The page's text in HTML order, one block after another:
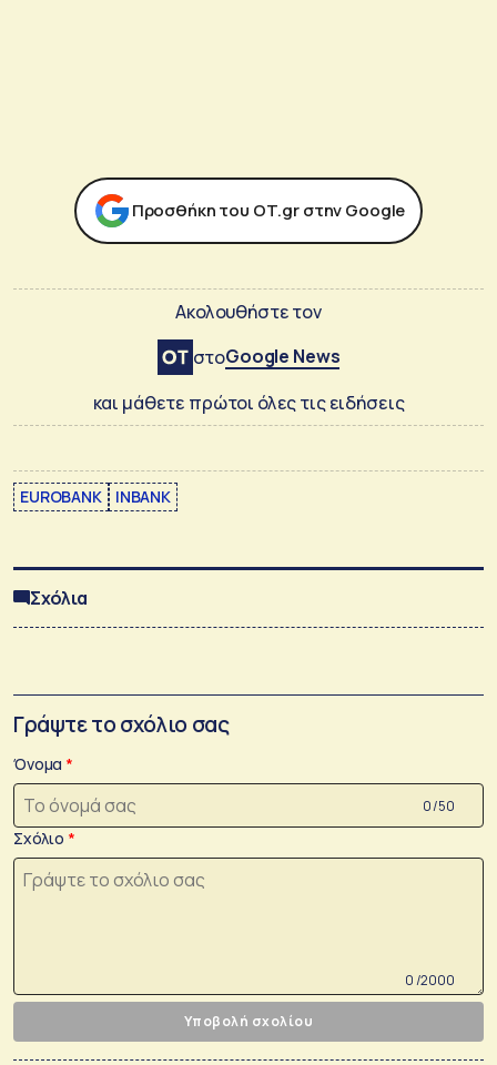
Προσθήκη του ΟΤ.gr στην Google
Ακολουθήστε τον
στοGoogle News
και μάθετε πρώτοι όλες τις ειδήσεις
EUROBANK INBANK
Σχόλια
Γράψτε το σχόλιο σας
Όνομα
0 /50
Σχόλιο
0 /2000
Υποβολή σχολίου